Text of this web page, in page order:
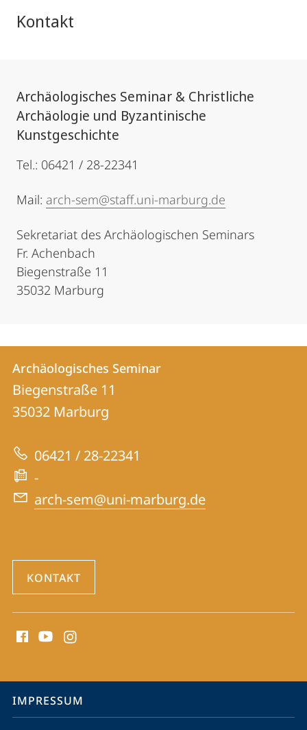
Kontakt
Archäologisches Seminar & Christliche
Archäologie und Byzantinische
Kunstgeschichte
Tel.: 06421 / 28-22341
Mail: arch-sem@staff.uni-marburg.de
Sekretariat des Archäologischen Seminars
Fr. Achenbach
Biegenstraße 11
35032 Marburg
Kontakt
und
Informationen
zur
Website
Kontaktinformationen
Archäologisches
Seminar
Archäologisches Seminar
Biegenstraße 11
35032 Marburg
06421 / 28-22341
-
arch-sem@uni-marburg.de
KONTAKT
Media
Service-
Navigation
IMPRESSUM